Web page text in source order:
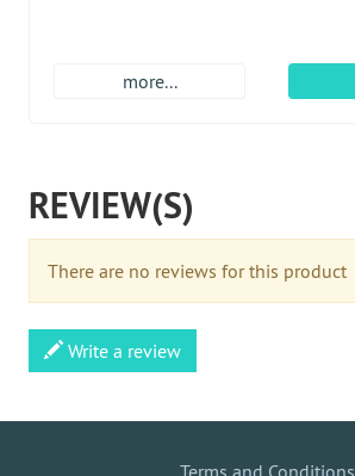
more...
REVIEW(S)
There are no reviews for this product
Write a review
Terms and Conditions